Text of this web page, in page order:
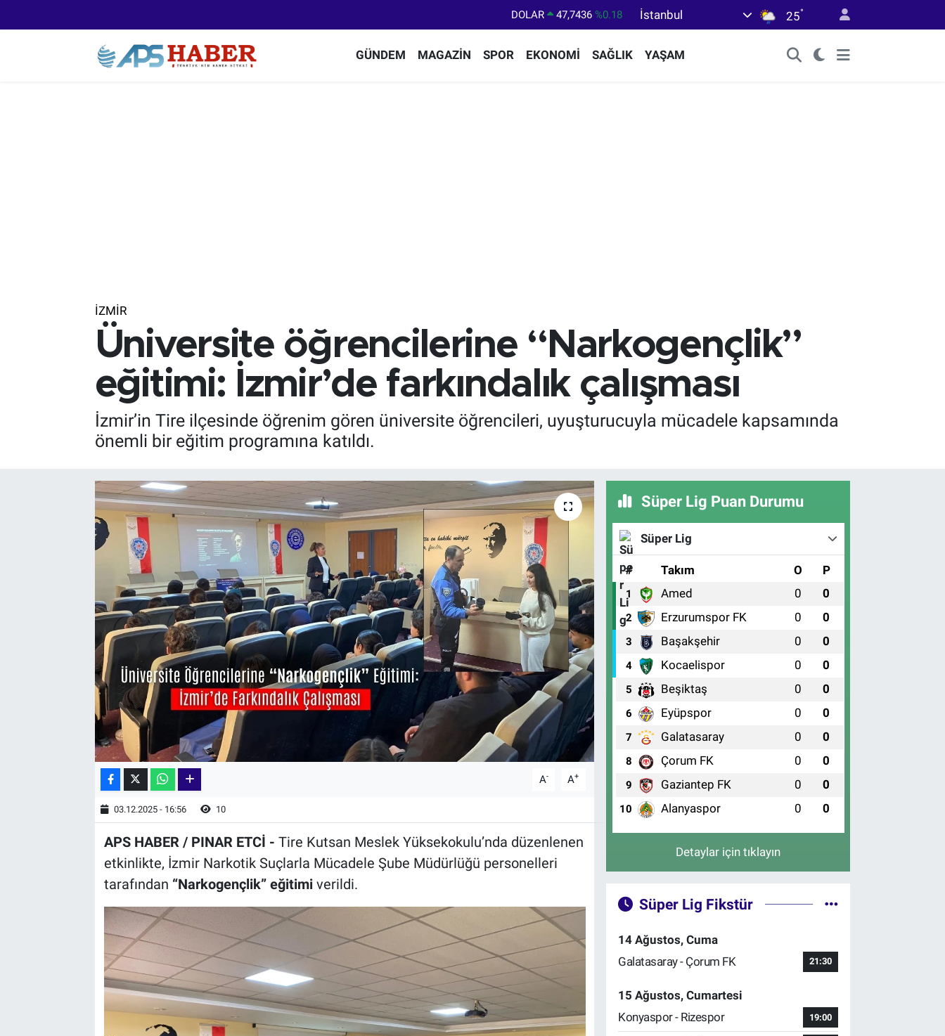
DOLAR 47,7436 %0.18
İstanbul 25°
GÜNDEM MAGAZİN SPOR EKONOMİ SAĞLIK YAŞAM
İZMIR
Üniversite öğrencilerine “Narkogençlik”
eğitimi: İzmir’de farkındalık çalışması
İzmir’in Tire ilçesinde öğrenim gören üniversite öğrencileri, uyuşturucuyla mücadele kapsamında
önemli bir eğitim programına katıldı.
A- A+
03.12.2025 - 16:56 10
APS HABER / PINAR ETCİ - Tire Kutsan Meslek Yüksekokulu’nda düzenlenen
etkinlikte, İzmir Narkotik Suçlarla Mücadele Şube Müdürlüğü personelleri
tarafından “Narkogençlik” eğitimiverildi.
Süper Lig Puan Durumu
Süper Lig
# Takım O P
1 Amed 0 0
2 Erzurumspor FK 0 0
3 Başakşehir 0 0
4 Kocaelispor 0 0
5 Beşiktaş 0 0
6 Eyüpspor 0 0
7 Galatasaray 0 0
8 Çorum FK 0 0
9 Gaziantep FK 0 0
10 Alanyaspor 0 0
Detaylar için tıklayın
Süper Lig Fikstür
14 Ağustos, Cuma
Galatasaray - Çorum FK
21:30
15 Ağustos, Cumartesi
Konyaspor - Rizespor
19:00